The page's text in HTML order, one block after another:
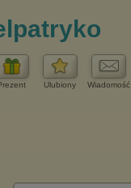
Ulubiony Wiadomość